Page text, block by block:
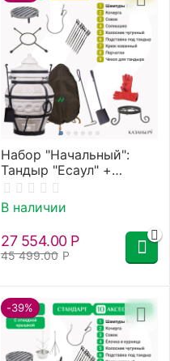
Набор "Начальный":
Тандыр "Есаул" +
аксессуары
В наличии
45 499.00 Р
27 554.00 Р
-39%